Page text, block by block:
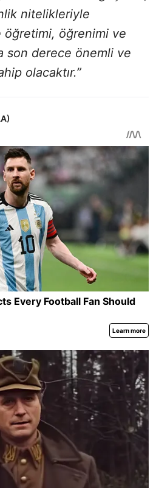
nitelikleriyle
öğrenimi ve
son derece önemli ve
olacaktır.”